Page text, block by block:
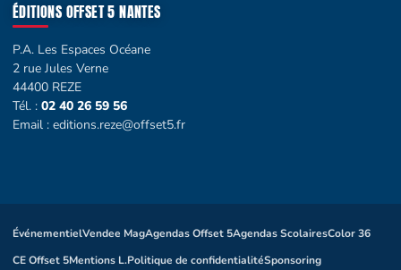
ÉDITIONS OFFSET 5 NANTES
P.A. Les Espaces Océane
2 rue Jules Verne
44400 REZE
Tél. : 02 40 26 59 56
Email : editions.reze@offset5.fr
ÉvénementielVendee MagAgendas Offset 5Agendas ScolairesColor 36
CE Offset 5Mentions L.Politique de confidentialitéSponsoring